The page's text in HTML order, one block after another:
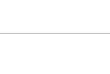
珍：臺灣特色陶瓷工藝文